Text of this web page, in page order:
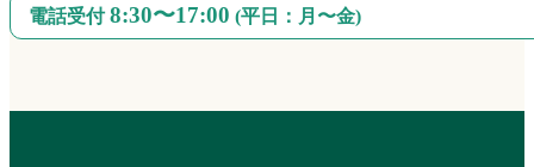
電話受付8:30〜17:00 (平日：月〜金)